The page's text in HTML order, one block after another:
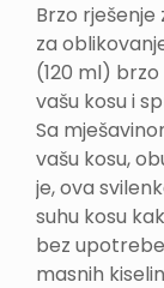
Brzo rješenje
za
(120 ml)
vašu kosu i
Sa
vašu kosu,
je, ova
suhu kosu
bez
masnih